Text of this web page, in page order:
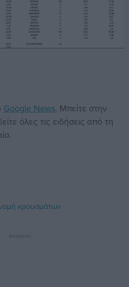
Google News. Μπείτε στην
όλες τις ειδήσεις από τη
κρουσμάτων
Διαφήμιση